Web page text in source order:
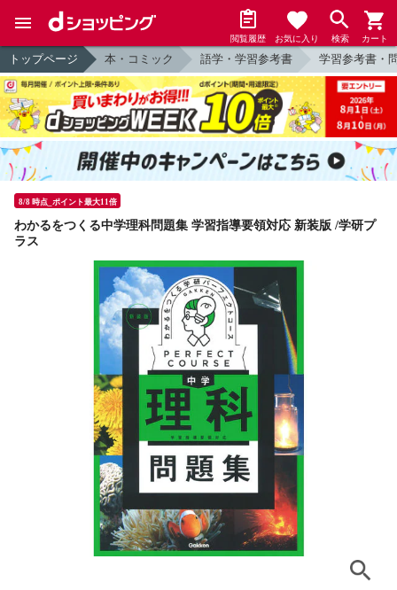
閲覧履歴 お気に入り 検索 カート
トップページ 本・コミック 語学・学習参考書 学習参考書・
8/8 時点_ポイント最大11倍
わかるをつくる中学理科問題集 学習指導要領対応 新装版 /学研プ
ラス